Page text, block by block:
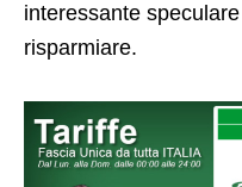
interessante
risparmiare.